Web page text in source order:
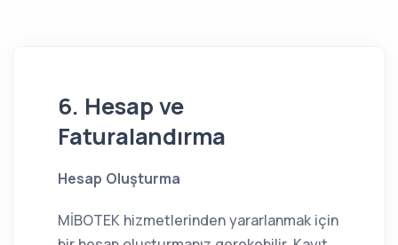
6. Hesap ve
Faturalandırma
Hesap Oluşturma
MİBOTEK hizmetlerinden yararlanmak için